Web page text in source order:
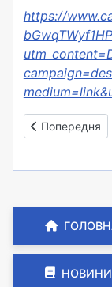
НОВИНИ
https://
Попередня
Попередня